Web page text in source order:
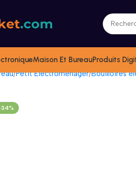
Maison Et BureauProduits
Petit Électromenager Bouilloires